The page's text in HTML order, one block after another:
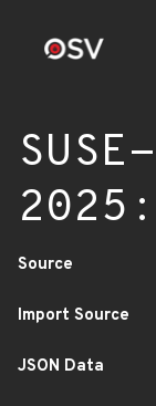
Source
Import Source
JSON Data